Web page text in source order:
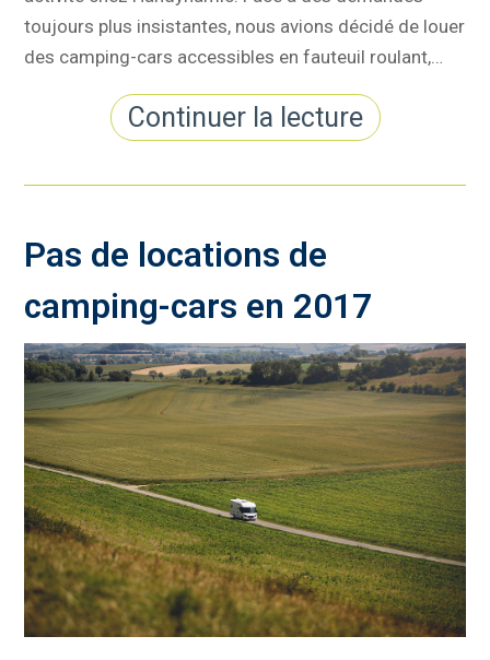
toujours plus insistantes, nous avions décidé de louer
des camping-cars accessibles en fauteuil roulant,…
Continuer la lecture
Pas de locations de
camping-cars en 2017